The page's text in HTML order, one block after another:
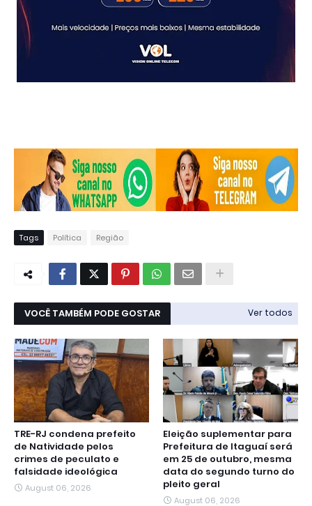
Tags Política Região
VOCÊ TAMBÉM PODE GOSTAR Ver todos
TRE-RJ condena prefeito
de Natividade pelos
crimes de peculato e
falsidade ideológica
August 06, 2026
Eleição suplementar para
Prefeitura de Itaguaí será
em 25 de outubro, mesma
data do segundo turno do
pleito geral
August 06, 2026